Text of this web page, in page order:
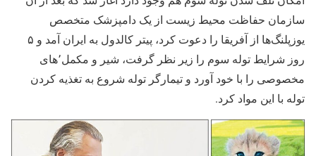
سازمان حفاظت محیط زیست از یک دامپزشک متخصص
یوزپلنگ‌ها از آفریقا را دعوت کرد، پیتر کالدول به ایران آمد و ۵
روز شرایط توله سوم را زیر نظر گرفت، شیر و مکمل٬های
مخصوصی را با خود آورد و تیمارگر توله شروع به تغذیه کردن
توله با این مواد کرد.